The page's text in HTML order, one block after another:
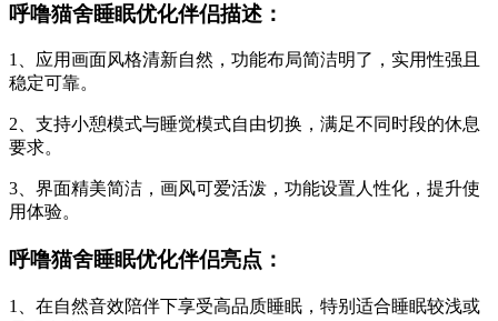
呼噜猫舍睡眠优化伴侣描述：
1、应用画面风格清新自然，功能布局简洁明了，实用性强且
稳定可靠。
2、支持小憩模式与睡觉模式自由切换，满足不同时段的休息
要求。
3、界面精美简洁，画风可爱活泼，功能设置人性化，提升使
用体验。
呼噜猫舍睡眠优化伴侣亮点：
1、在自然音效陪伴下享受高品质睡眠，特别适合睡眠较浅或